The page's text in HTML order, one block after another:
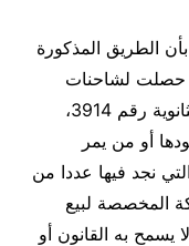
الطريق المذكورة
حصلت لشاحنات
انقلبت فجأة أثناء سيرها في الطريق الثانوية رقم 3914،
أو من يمر
نجد فيها عددا من
المخصصة لبيع
يسمح به القانون أو